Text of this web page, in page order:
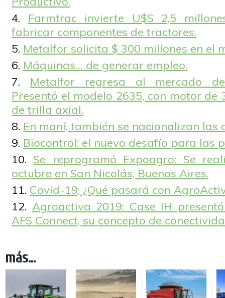
Farmtrac invierte U$S 2,5
fabricar componentes de tractores.
Metalfor solicita $ 300 millones en el
Máquinas… de generar empleo.
Metalfor regresa al mercado
Presentó el modelo 2635, con motor de
de trilla axial.
En maní, también se nacionalizan las
Biocontrol: el nuevo desafío para las
Se reprogramó Expoagro: Se
octubre en San Nicolás, Buenos Aires.
Covid-19; ¿Qué pasará con
Agroactiva 2019: Case IH
AFS Connect, su concepto de
más...